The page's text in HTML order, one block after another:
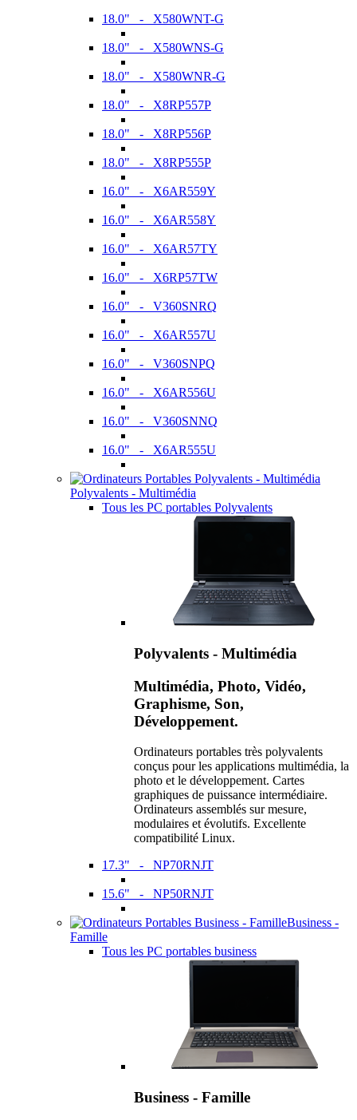
18.0" - X580WNT-G
18.0" - X580WNS-G
18.0" - X580WNR-G
18.0" - X8RP557P
18.0" - X8RP556P
18.0" - X8RP555P
16.0" - X6AR559Y
16.0" - X6AR558Y
16.0" - X6AR57TY
16.0" - X6RP57TW
16.0" - V360SNRQ
16.0" - X6AR557U
16.0" - V360SNPQ
16.0" - X6AR556U
16.0" - V360SNNQ
16.0" - X6AR555U
Polyvalents - Multimédia
Tous les PC portables Polyvalents
Polyvalents - Multimédia
Multimédia, Photo, Vidéo,
Graphisme, Son,
Développement.
Ordinateurs portables très polyvalents
conçus pour les applications multimédia, la
photo et le développement. Cartes
graphiques de puissance intermédiaire.
Ordinateurs assemblés sur mesure,
modulaires et évolutifs. Excellente
compatibilité Linux.
17.3" - NP70RNJT
15.6" - NP50RNJT
Business -
Famille
Tous les PC portables business
Business - Famille